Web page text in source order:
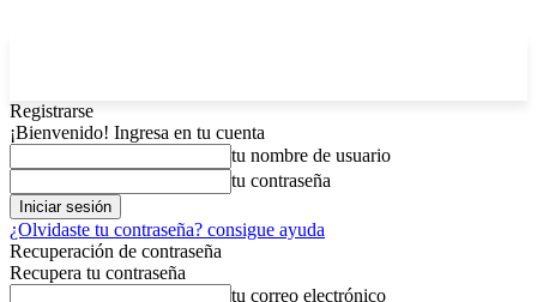
Registrarse
¡Bienvenido! Ingresa en tu cuenta
tu nombre de usuario
tu contraseña
¿Olvidaste tu contraseña? consigue ayuda
Recuperación de contraseña
Recupera tu contraseña
tu correo electrónico